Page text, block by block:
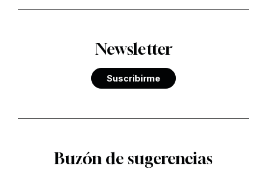
Newsletter
Suscribirme
Buzón de sugerencias